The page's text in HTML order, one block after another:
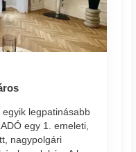
legpatinásabb
egy 1. emeleti,
nagypolgári